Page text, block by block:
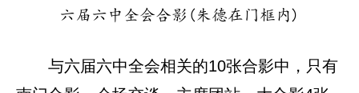
六届六中全会合影(朱德在门框内)
与六届六中全会相关的10张合影中，只有